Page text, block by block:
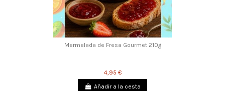
Mermelada de Fresa Gourmet 210g
4,95 €
Añadir a la cesta